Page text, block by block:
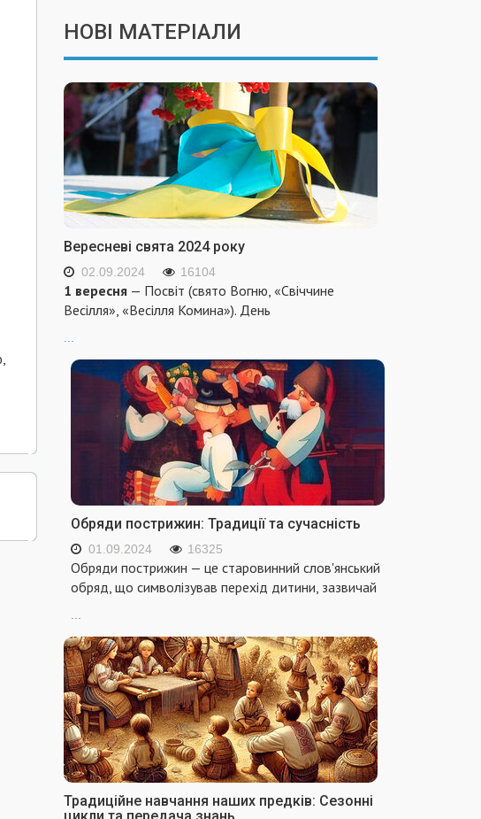
НОВІ МАТЕРІАЛИ
Вересневі свята 2024 року
02.09.2024 16104
1 вересня — Посвіт (свято Вогню, «Свіччине
Весілля», «Весілля Комина»). День
...
Обряди пострижин: Традиції та сучасність
01.09.2024 16325
Обряди пострижин — це старовинний слов'янський
обряд, що символізував перехід дитини, зазвичай
...
Традиційне навчання наших предків: Сезонні